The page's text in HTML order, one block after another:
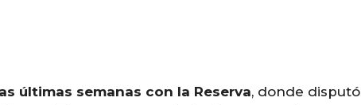
últimas semanas con la Reserva, donde disputó